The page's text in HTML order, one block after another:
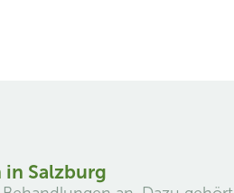
Salzburg